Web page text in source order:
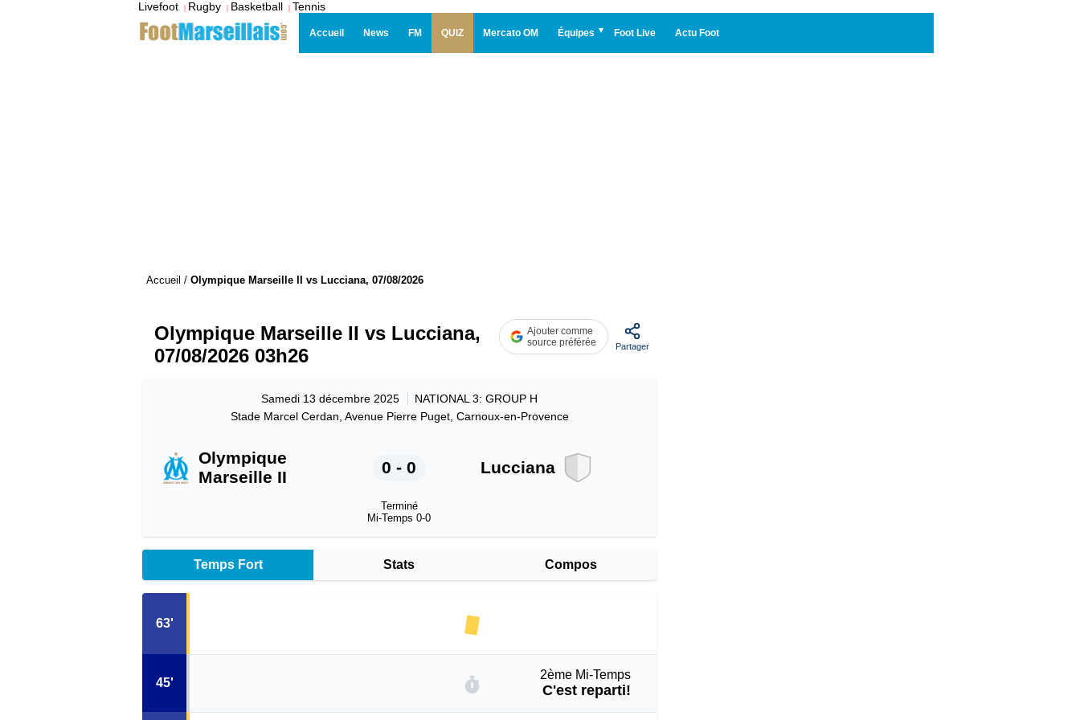
Livefoot | Rugby | Basketball | Tennis
Accueil News FM QUIZ Mercato OM Équipes Foot Live Actu Foot
Accueil / Olympique Marseille II vs Lucciana, 07/08/2026
Olympique Marseille II vs Lucciana,
07/08/2026 03h26
Ajouter comme
source préférée
Partager
Samedi 13 décembre 2025
NATIONAL 3: GROUP H
Stade Marcel Cerdan, Avenue Pierre Puget, Carnoux-en-Provence
Olympique
Marseille II
0 - 0 Lucciana
Terminé
Mi-Temps 0-0
Temps Fort Stats Compos
45'
2ème Mi-Temps
C'est reparti!
63'